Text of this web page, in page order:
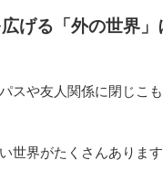
げる「外の世界」
スや友人関係に閉じこも
世界がたくさんあります